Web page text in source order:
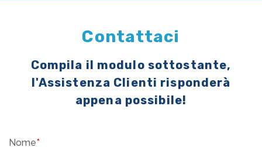
Contattaci
Compila il modulo sottostante,
l'Assistenza Clienti risponderà
appena possibile!